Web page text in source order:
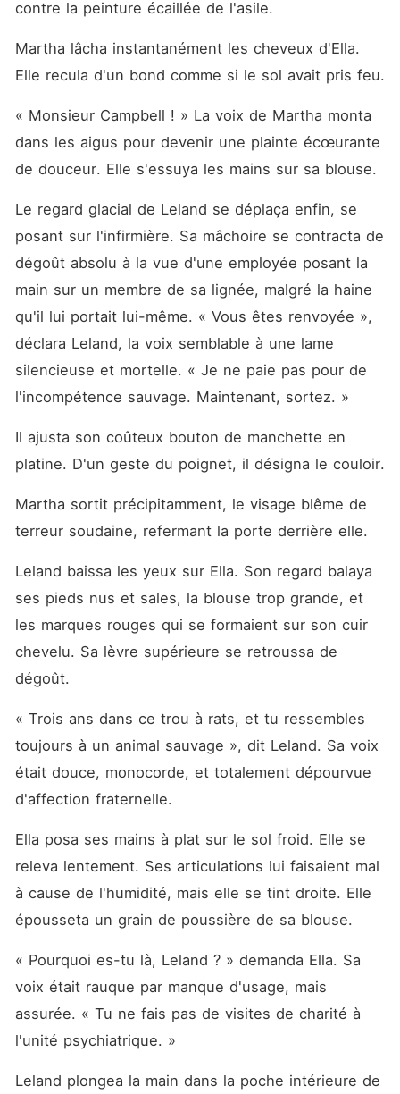
contre la peinture écaillée de l'asile.
Martha lâcha instantanément les cheveux d'Ella.
Elle recula d'un bond comme si le sol avait pris feu.
« Monsieur Campbell ! » La voix de Martha monta
dans les aigus pour devenir une plainte écœurante
de douceur. Elle s'essuya les mains sur sa blouse.
Le regard glacial de Leland se déplaça enfin, se
posant sur l'infirmière. Sa mâchoire se contracta de
dégoût absolu à la vue d'une employée posant la
main sur un membre de sa lignée, malgré la haine
qu'il lui portait lui-même. « Vous êtes renvoyée »,
déclara Leland, la voix semblable à une lame
silencieuse et mortelle. « Je ne paie pas pour de
l'incompétence sauvage. Maintenant, sortez. »
Il ajusta son coûteux bouton de manchette en
platine. D'un geste du poignet, il désigna le couloir.
Martha sortit précipitamment, le visage blême de
terreur soudaine, refermant la porte derrière elle.
Leland baissa les yeux sur Ella. Son regard balaya
ses pieds nus et sales, la blouse trop grande, et
les marques rouges qui se formaient sur son cuir
chevelu. Sa lèvre supérieure se retroussa de
dégoût.
« Trois ans dans ce trou à rats, et tu ressembles
toujours à un animal sauvage », dit Leland. Sa voix
était douce, monocorde, et totalement dépourvue
d'affection fraternelle.
Ella posa ses mains à plat sur le sol froid. Elle se
releva lentement. Ses articulations lui faisaient mal
à cause de l'humidité, mais elle se tint droite. Elle
épousseta un grain de poussière de sa blouse.
« Pourquoi es-tu là, Leland ? » demanda Ella. Sa
voix était rauque par manque d'usage, mais
assurée. « Tu ne fais pas de visites de charité à
l'unité psychiatrique. »
Leland plongea la main dans la poche intérieure de